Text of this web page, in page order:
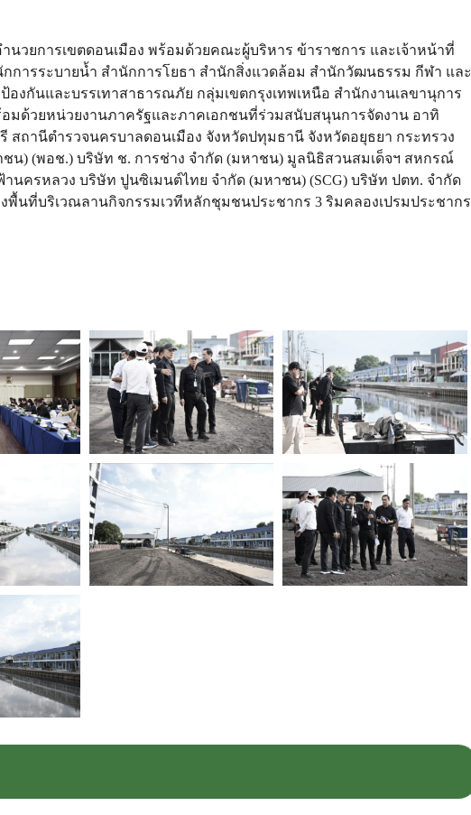
วยการเขตดอนเมือง พร้อมด้วยคณะผู้บริหาร ข้าราชการ และเจ้าหน้าที่
การระบายน้ำ สำนักการโยธา สำนักสิ่งแวดล้อม สำนักวัฒนธรรม กีฬา และ
งกันและบรรเทาสาธารณภัย กลุ่มเขตกรุงเทพเหนือ สำนักงานเลขานุการ
มด้วยหน่วยงานภาครัฐและภาคเอกชนที่ร่วมสนับสนุนการจัดงาน อาทิ
ถานีตำรวจนครบาลดอนเมือง จังหวัดปทุมธานี จังหวัดอยุธยา กระทรวง
) (พอช.) บริษัท ช. การช่าง จำกัด (มหาชน) มูลนิธิสวนสมเด็จฯ สหกรณ์
นครหลวง บริษัท ปูนซิเมนต์ไทย จำกัด (มหาชน) (SCG) บริษัท ปตท. จำกัด
พื้นที่บริเวณลานกิจกรรมเวทีหลักชุมชนประชากร 3 ริมคลองเปรมประชากร